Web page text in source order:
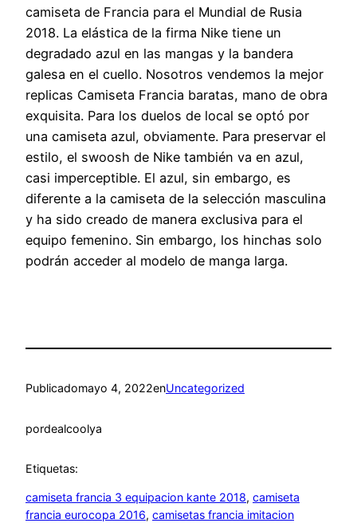
camiseta de Francia para el Mundial de Rusia
2018. La elástica de la firma Nike tiene un
degradado azul en las mangas y la bandera
galesa en el cuello. Nosotros vendemos la mejor
replicas Camiseta Francia baratas, mano de obra
exquisita. Para los duelos de local se optó por
una camiseta azul, obviamente. Para preservar el
estilo, el swoosh de Nike también va en azul,
casi imperceptible. El azul, sin embargo, es
diferente a la camiseta de la selección masculina
y ha sido creado de manera exclusiva para el
equipo femenino. Sin embargo, los hinchas solo
podrán acceder al modelo de manga larga.
Publicadomayo 4, 2022enUncategorized
pordealcoolya
Etiquetas:
camiseta francia 3 equipacion kante 2018, camiseta
francia eurocopa 2016, camisetas francia imitacion